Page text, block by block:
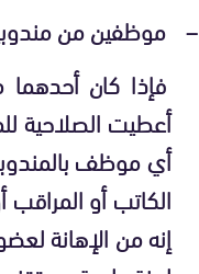
– موظفين من
فإذا كان أحدهما
أعطيت الصلاحية
أي موظف
الكاتب أو
إنه من الإهانة